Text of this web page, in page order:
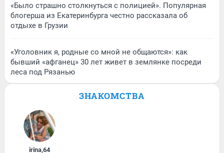
«Было страшно столкнуться с полицией». Популярная
блогерша из Екатеринбурга честно рассказала об
отдыхе в Грузии
«Уголовник я, родные со мной не общаются»: как
бывший «афганец» 30 лет живет в землянке посреди
леса под Рязанью
ЗНАКОМСТВА
irina,64